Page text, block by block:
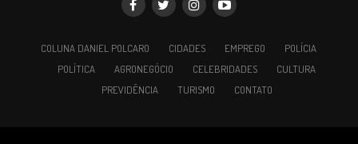
COLUNA DANIEL POLCARO CIDADES EMPREGO
POLÍCIA
POLÍTICA
AGRONEGÓCIO CELEBRIDADES
CULTURA
PREVIDÊNCIA
TURISMO CONTATO